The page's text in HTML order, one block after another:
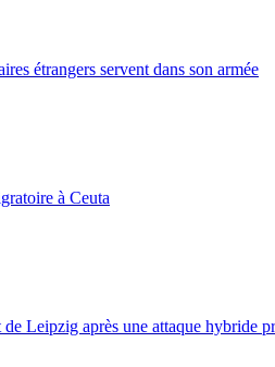
étrangers servent dans son armée
à Ceuta
Leipzig après une attaque hybride